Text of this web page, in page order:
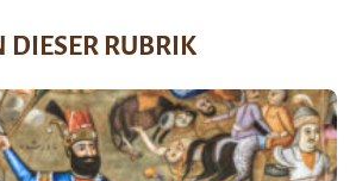
DIESER RUBRIK